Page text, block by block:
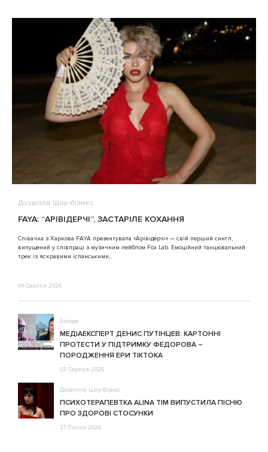
Дозвілля Шоу-бізнес
FAYA: “АРІВІДЕРЧІ”, ЗАСТАРІЛЕ КОХАННЯ
Співачка з Харкова FAYA презентувала «Арівідерчі» — свій перший сингл,
випущений у співпраці з музичним лейблом Fox Lab. Емоційний танцювальний
трек із яскравими іспанськими...
04 Серпня 2026
Заходи
МЕДІАЕКСПЕРТ ДЕНИС ПУТІНЦЕВ: КАРТОННІ
ПРОТЕСТИ У ПІДТРИМКУ ФЕДОРОВА –
ПОРОДЖЕННЯ ЕРИ ТІКТОКА
03 Серпня 2026
Дозвілля Шоу-бізнес
ПСИХОТЕРАПЕВТКА ALINA TIM ВИПУСТИЛА ПІСНЮ
ПРО ЗДОРОВІ СТОСУНКИ
31 Липня 2026